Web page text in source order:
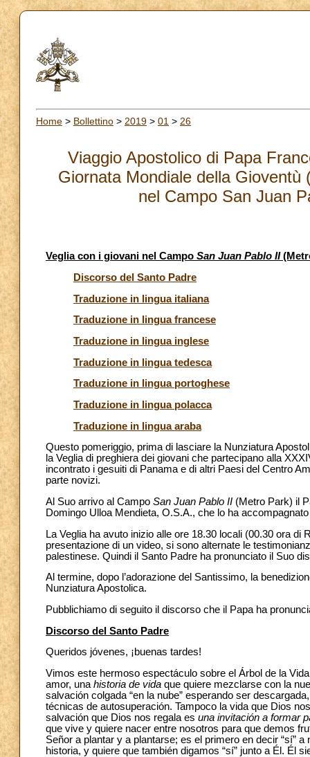
Home > Bollettino > 2019 > 01 > 26
Viaggio Apostolico di Papa
Giornata Mondiale della Gioventù
nel Campo San Juan
Veglia con i giovani nel Campo San Juan Pablo II
Discorso del Santo Padre
Traduzione in lingua italiana
Traduzione in lingua francese
Traduzione in lingua inglese
Traduzione in lingua tedesca
Traduzione in lingua portoghese
Traduzione in lingua polacca
Traduzione in lingua araba
Questo pomeriggio, prima di lasciare la Nunziatura
la Veglia di preghiera dei giovani che partecipano alla
incontrato i gesuiti di Panama e di altri Paesi del Centro
parte novizi.
Al Suo arrivo al Campo San Juan Pablo II (Metro Park) il
Domingo Ulloa Mendieta, O.S.A., che lo ha
La Veglia ha avuto inizio alle ore 18.30 locali (00.30 ora di
presentazione di un video, si sono alternate le
palestinese. Quindi il Santo Padre ha pronunciato il Suo
Al termine, dopo l’adorazione del Santissimo, la
Nunziatura Apostolica.
Pubblichiamo di seguito il discorso che il Papa ha
Discorso del Santo Padre
Queridos jóvenes, ¡buenas tardes!
Vimos este hermoso espectáculo sobre el Árbol de la
amor, una historia de vida que quiere mezclarse con la
salvación colgada “en la nube” esperando ser
técnicas de autosuperación. Tampoco la vida que Dios
salvación que Dios nos regala es una invitación a formar
que vive y quiere nacer entre nosotros para que demos
Señor a plantar y a plantarse; es el primero en decir “sí”
historia, y quiere que también digamos “sí” junto a Él. Él